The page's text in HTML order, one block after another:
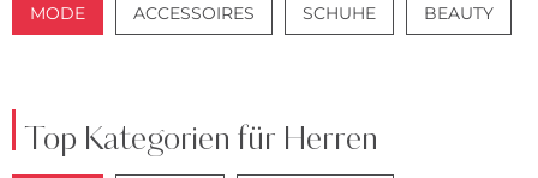
MODE ACCESSOIRES SCHUHE BEAUTY
Top Kategorien für Herren